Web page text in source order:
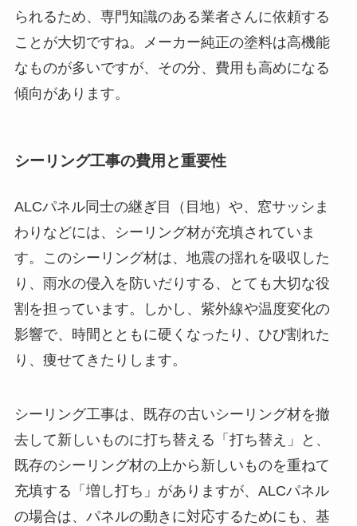
られるため、専門知識のある業者さんに依頼する
ことが大切ですね。メーカー純正の塗料は高機能
なものが多いですが、その分、費用も高めになる
傾向があります。
シーリング工事の費用と重要性
ALCパネル同士の継ぎ目（目地）や、窓サッシま
わりなどには、シーリング材が充填されていま
す。このシーリング材は、地震の揺れを吸収した
り、雨水の侵入を防いだりする、とても大切な役
割を担っています。しかし、紫外線や温度変化の
影響で、時間とともに硬くなったり、ひび割れた
り、痩せてきたりします。
シーリング工事は、既存の古いシーリング材を撤
去して新しいものに打ち替える「打ち替え」と、
既存のシーリング材の上から新しいものを重ねて
充填する「増し打ち」がありますが、ALCパネル
の場合は、パネルの動きに対応するためにも、基